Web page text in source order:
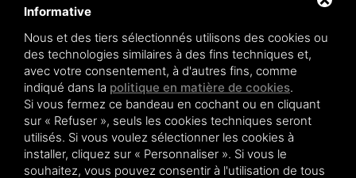
Novowood by Iperwood srl - Società Benefit a socio unico p.iva.
01550900383
Conditions de vente |Privacy policy |Sitemap
Informative
Nous et des tiers sélectionnés utilisons des cookies ou
des technologies similaires à des fins techniques et,
avec votre consentement, à d'autres fins, comme
indiqué dans la politique en matière de cookies.
Si vous fermez ce bandeau en cochant ou en cliquant
sur « Refuser », seuls les cookies techniques seront
utilisés. Si vous voulez sélectionner les cookies à
installer, cliquez sur « Personnaliser ». Si vous le
souhaitez, vous pouvez consentir à l'utilisation de tous